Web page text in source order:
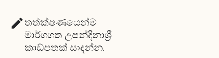
තත්ක්ෂණයෙන්ම
මාර්ගගත උපන්දිනාශ්‍රී
කාඩ්පතක් සාදන්න.